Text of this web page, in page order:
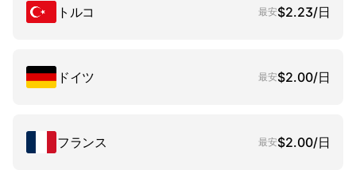
トルコ 最安$2.23/日
ドイツ 最安$2.00/日
フランス 最安$2.00/日